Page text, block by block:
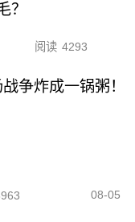
？
阅读 4293
争炸成一锅粥！
08-05